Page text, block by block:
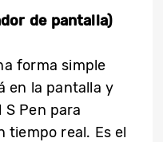
de pantalla)
forma simple
en la pantalla y
Pen para
tiempo real. Es el